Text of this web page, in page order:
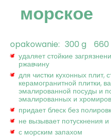
морское
opakowanie: 300 g 660
удаляет стойкие
ржавчину
для чистки кухонных плит,
керамогранитной плитки,
эмалированной посуды и
эмалированных и
придает блеск без
не вызывает потускнения
с морским запахом